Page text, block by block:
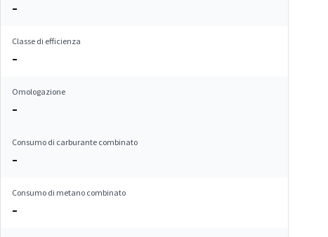
–
Classe di efficienza
–
Omologazione
–
Consumo di carburante combinato
–
Consumo di metano combinato
–